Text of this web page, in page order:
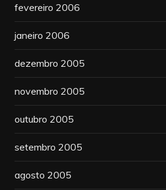
fevereiro 2006
janeiro 2006
dezembro 2005
novembro 2005
outubro 2005
setembro 2005
agosto 2005